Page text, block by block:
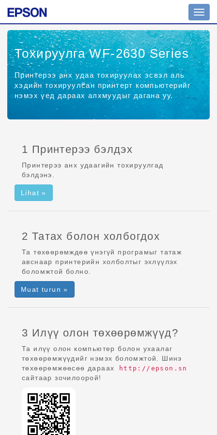
Тохируулга WF-2630 Series
Принтерээ анх удаа тохируулах эсвэл аль
хэдийн тохируулсан принтерт компьютерийг
нэмэх үед дараах алхмуудыг дагана уу.
1 Принтерээ бэлдэх
Принтерээ анх удаагийн тохируулгад
бэлдэнэ.
Lihat »
2 Татах болон холбогдох
Та төхөөрөмждөө үнэгүй програмыг татаж
авснаар принтерийн холболтыг эхлүүлэх
боломжтой болно.
Muat turun »
3 Илүү олон төхөөрөмжүүд?
Та илүү олон компьютер болон ухаалаг
төхөөрөмжүүдийг нэмэх боломжтой. Шинэ
төхөөрөмжөөсөө дараах
http://epson.sn
сайтаар зочилоорой!